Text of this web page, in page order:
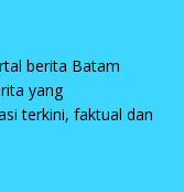
berita Batam
yang
terkini, faktual dan